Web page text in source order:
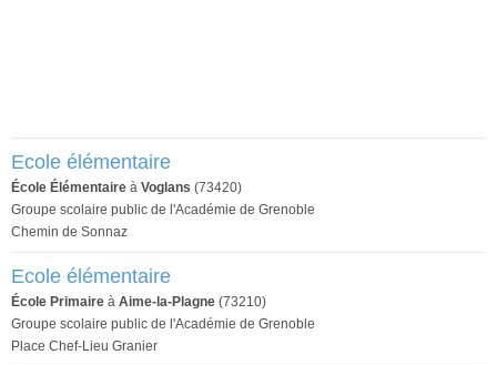
Ecole élémentaire
École Élémentaire à Voglans (73420)
Groupe scolaire public de l'Académie de Grenoble
Chemin de Sonnaz
Ecole élémentaire
École Primaire à Aime-la-Plagne (73210)
Groupe scolaire public de l'Académie de Grenoble
Place Chef-Lieu Granier